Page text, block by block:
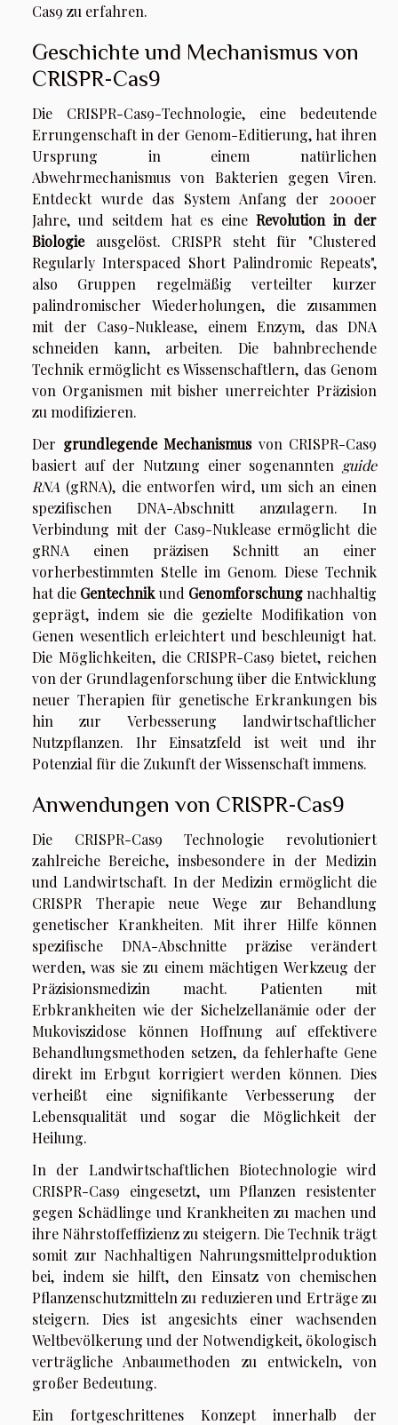
Cas9 zu erfahren.
Geschichte und Mechanismus von
CRISPR-Cas9
Die CRISPR-Cas9-Technologie, eine bedeutende
Errungenschaft in der Genom-Editierung, hat ihren
Ursprung in einem natürlichen
Abwehrmechanismus von Bakterien gegen Viren.
Entdeckt wurde das System Anfang der 2000er
Jahre, und seitdem hat es eine Revolution in der
Biologieausgelöst. CRISPR steht für "Clustered
Regularly Interspaced Short Palindromic Repeats",
also Gruppen regelmäßig verteilter kurzer
palindromischer Wiederholungen, die zusammen
mit der Cas9-Nuklease, einem Enzym, das DNA
schneiden kann, arbeiten. Die bahnbrechende
Technik ermöglicht es Wissenschaftlern, das Genom
von Organismen mit bisher unerreichter Präzision
zu modifizieren.
Der grundlegende Mechanismusvon CRISPR-Cas9
basiert auf der Nutzung einer sogenannten guide
RNA (gRNA), die entworfen wird, um sich an einen
spezifischen DNA-Abschnitt anzulagern. In
Verbindung mit der Cas9-Nuklease ermöglicht die
gRNA einen präzisen Schnitt an einer
vorherbestimmten Stelle im Genom. Diese Technik
hat die Gentechnikund Genomforschungnachhaltig
geprägt, indem sie die gezielte Modifikation von
Genen wesentlich erleichtert und beschleunigt hat.
Die Möglichkeiten, die CRISPR-Cas9 bietet, reichen
von der Grundlagenforschung über die Entwicklung
neuer Therapien für genetische Erkrankungen bis
hin zur Verbesserung landwirtschaftlicher
Nutzpflanzen. Ihr Einsatzfeld ist weit und ihr
Potenzial für die Zukunft der Wissenschaft immens.
Anwendungen von CRISPR-Cas9
Die CRISPR-Cas9 Technologie revolutioniert
zahlreiche Bereiche, insbesondere in der Medizin
und Landwirtschaft. In der Medizin ermöglicht die
CRISPR Therapie neue Wege zur Behandlung
genetischer Krankheiten. Mit ihrer Hilfe können
spezifische DNA-Abschnitte präzise verändert
werden, was sie zu einem mächtigen Werkzeug der
Präzisionsmedizin macht. Patienten mit
Erbkrankheiten wie der Sichelzellanämie oder der
Mukoviszidose können Hoffnung auf effektivere
Behandlungsmethoden setzen, da fehlerhafte Gene
direkt im Erbgut korrigiert werden können. Dies
verheißt eine signifikante Verbesserung der
Lebensqualität und sogar die Möglichkeit der
Heilung.
In der Landwirtschaftlichen Biotechnologie wird
CRISPR-Cas9 eingesetzt, um Pflanzen resistenter
gegen Schädlinge und Krankheiten zu machen und
ihre Nährstoffeffizienz zu steigern. Die Technik trägt
somit zur Nachhaltigen Nahrungsmittelproduktion
bei, indem sie hilft, den Einsatz von chemischen
Pflanzenschutzmitteln zu reduzieren und Erträge zu
steigern. Dies ist angesichts einer wachsenden
Weltbevölkerung und der Notwendigkeit, ökologisch
verträgliche Anbaumethoden zu entwickeln, von
großer Bedeutung.
Ein fortgeschrittenes Konzept innerhalb der